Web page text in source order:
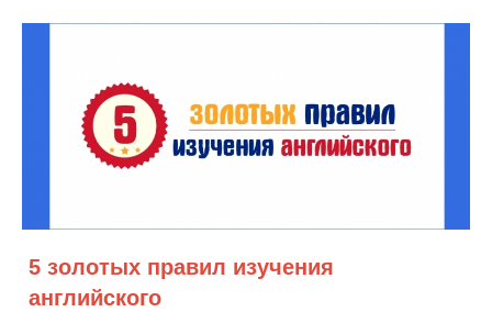
5 золотых правил изучения
английского